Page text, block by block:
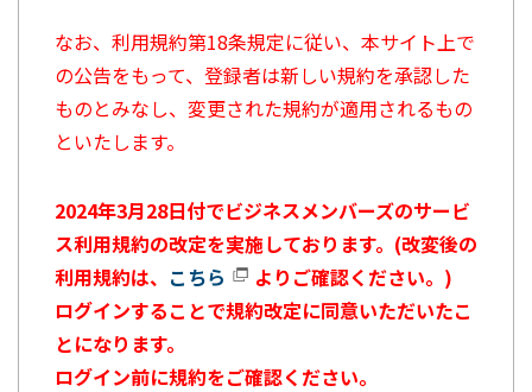
なお、利用規約第18条規定に従い、本サイト上で
の公告をもって、登録者は新しい規約を承認した
ものとみなし、変更された規約が適用されるもの
といたします。
2024年3月28日付でビジネスメンバーズのサービ
ス利用規約の改定を実施しております。(改変後の
利用規約は、 こちら
よりご確認ください。)
ログインすることで規約改定に同意いただいたこ
とになります。
ログイン前に規約をご確認ください。